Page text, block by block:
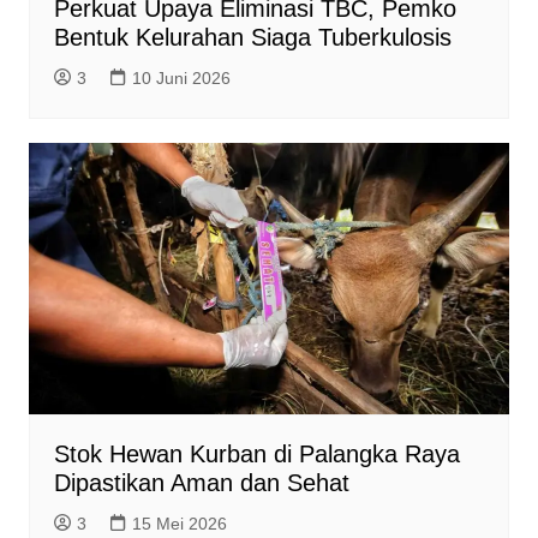
Perkuat Upaya Eliminasi TBC, Pemko
Bentuk Kelurahan Siaga Tuberkulosis
3 10 Juni 2026
Stok Hewan Kurban di Palangka Raya
Dipastikan Aman dan Sehat
3 15 Mei 2026